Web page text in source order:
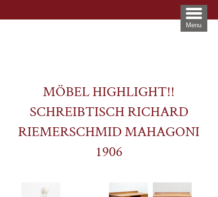
MÖBEL HIGHLIGHT!!
SCHREIBTISCH RICHARD
RIEMERSCHMID MAHAGONI
1906
Menu